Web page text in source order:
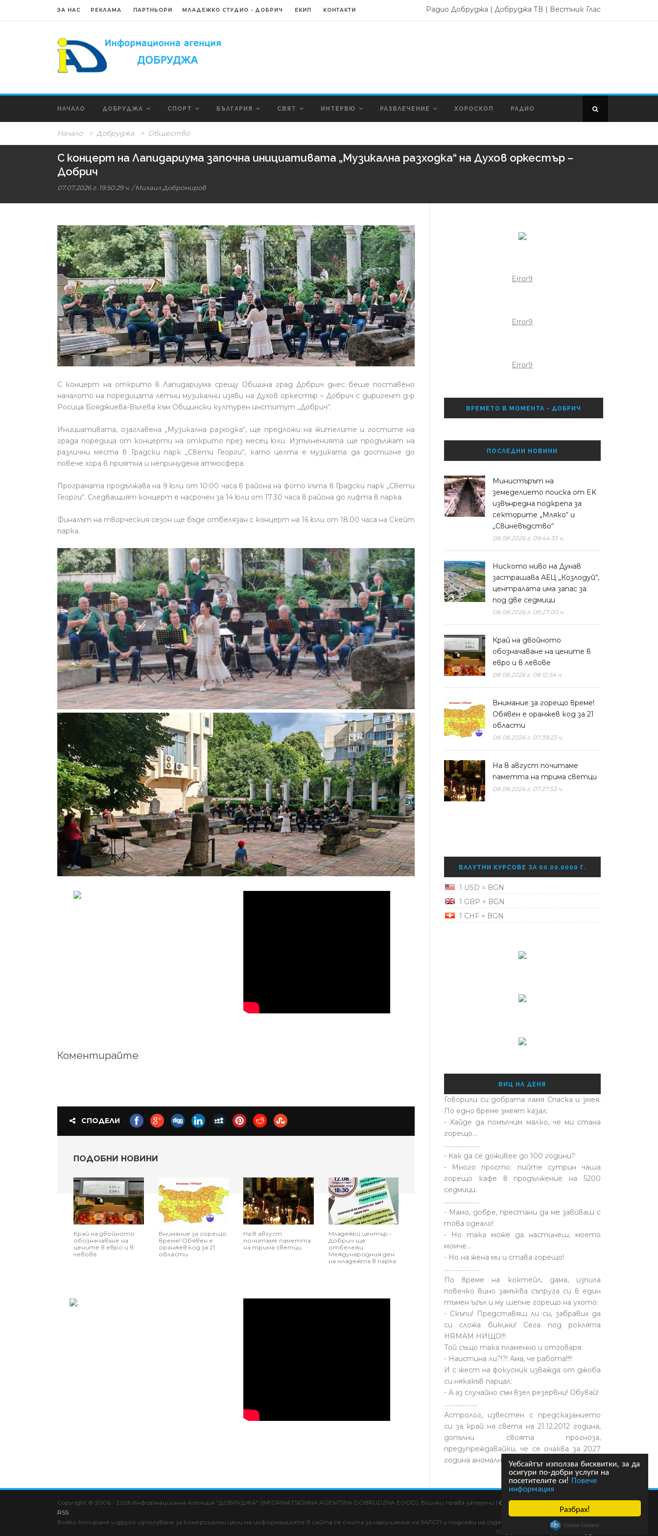
Разбрах!
Уебсайтът използва бисквитки, за да
осигури по-добри услуги на
посетителите си! Повече
информация
Cookie Consent plugin for the EU cookie law
ЗА НАС РЕКЛАМА ПАРТНЬОРИ МЛАДЕЖКО СТУДИО - ДОБРИЧ ЕКИП КОНТАКТИ Радио Добруджа | Добруджа ТВ | Вестник Глас
НАЧАЛО ДОБРУДЖА СПОРТ БЪЛГАРИЯ СВЯТ ИНТЕРВЮ РАЗВЛЕЧЕНИЕ ХОРОСКОП РАДИО
Начало > Добруджа > Общество
С концерт на Лапидариума започна инициативата „Музикална разходка“ на Духов оркестър –
Добрич
07.07.2026 г. 19:50:29 ч. /Михаил Добромиров
С концерт на открито в Лапидариума срещу Община град Добрич днес беше поставено
началото на поредицата летни музикални изяви на Духов оркестър – Добрич с диригент д-р
Росица Бояджиева-Вълева към Общински културен институт „Добрич“.
Инициативата, озаглавена „Музикална разходка“, ще предложи на жителите и гостите на
града поредица от концерти на открито през месец юли. Изпълненията ще продължат на
различни места в Градски парк „Свети Георги“, като целта е музиката да достигне до
повече хора в приятна и непринудена атмосфера.
Програмата продължава на 9 юли от 10:00 часа в района на фото къта в Градски парк „Свети
Георги“. Следващият концерт е насрочен за 14 юли от 17:30 часа в района до лифта в парка.
Финалът на творческия сезон ще бъде отбелязан с концерт на 16 юли от 18:00 часа на Скейт
парка.
Коментирайте
СПОДЕЛИ
ПОДОБНИ НОВИНИ
Край на двойното
обозначаване на
цените в евро и в
левове
Внимание за горещо
време! Обявен е
оранжев код за 21
области
На 8 август
почитаме паметта
на трима светци
Младежки център -
Добрич ще
отбележи
Международния ден
на младежта в парка
Error9
Error9
Error9
ВРЕМЕТО В МОМЕНТА - ДОБРИЧ
ПОСЛЕДНИ НОВИНИ
Министърът на
земеделието поиска от EK
извънредна подкрепа за
секторите „Мляко“ и
„Свиневъдство“
08.08.2026 г. 09:44:33 ч.
Ниското ниво на Дунав
застрашава АЕЦ „Козлодуй“,
централата има запас за
под две седмици
08.08.2026 г. 08:27:00 ч.
Край на двойното
обозначаване на цените в
евро и в левове
08.08.2026 г. 08:12:54 ч.
Внимание за горещо време!
Обявен е оранжев код за 21
области
08.08.2026 г. 07:39:23 ч.
На 8 август почитаме
паметта на трима светци
08.08.2026 г. 07:27:53 ч.
ВАЛУТНИ КУРСОВЕ ЗА 00.00.0000 Г.
1 USD = BGN
1 GBP = BGN
1 CHF = BGN
ВИЦ НА ДЕНЯ
Говорили си добрата ламя Спаска и змея.
По едно време змеят казал:
- Хайде да помълчим малко, че ми стана
горещо...
........................
- Как да се доживее до 100 години?
- Много просто: пийте сутрин чаша
горещо кафе в продължение на 5200
седмици.
........................
- Мамо, добре, престани да ме завиваш с
това одеало!
- Но така може да настинеш, моето
момче…
- Но на жена ми и става горещо!
........................
По време на коктейл, дама, изпила
повечко вино замъква съпруга си в един
тъмен ъгъл и му шепне горещо на ухото:
- Скъпи! Представяш ли си, забравих да
си сложа бикини! Сега под роклята
НЯМАМ НИЩО!!!
Той също така пламенно и отговаря:
- Наистина ли?!?! Ама, че работа!!!!
И с жест на фокусник изважда от джоба
си някакъв парцал:
- А аз случайно съм взел резервни! Обувай!
.......................
Астролог, известен с предсказанието
си за край на света на 21.12.2012 година,
допълни своята прогноза,
предупреждавайки, че се очаква за 2027
година аномално топло лято.
Copyright © 2006 - 2026 Информационна Агенция "ДОБРУДЖА" (INFORMATSIONNA AGENTSIYA DOBRUDZHA EOOD). Всички права запазени | Общи условия|HTML карта|
RSS
Всяко копиране и друго използване за комерсиални цели на информациите в сайта се счита за нарушение на ЗАПСП и подлежи на съдебно преследване!
Поддържа се от
Ди Ейч Студио